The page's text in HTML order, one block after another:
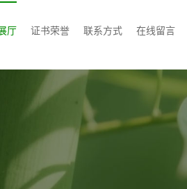
厅 证书荣誉 联系方式 在线留言